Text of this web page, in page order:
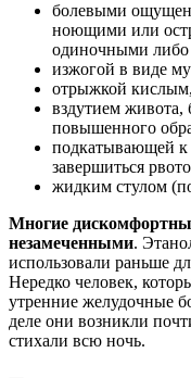
болевыми
ноющими или
одиночными либо
изжогой в виде
отрыжкой
вздутием живота,
повышенного
подкатывающей к
завершиться
жидким стулом
Многие
незамеченными.
использовали раньше
Нередко человек,
утренние желудочные
деле они возникли
стихали всю ночь.